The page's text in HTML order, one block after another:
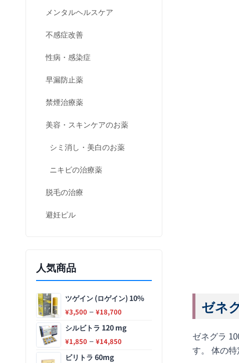
ゼネ
ゼネグラ
す。 体の
メンタルヘルスケア
不感症改善
性病・感染症
早漏防止薬
禁煙治療薬
美容・スキンケアのお薬
シミ消し・美白のお薬
ニキビの治療薬
脱毛の治療
避妊ピル
人気商品
ツゲイン (ロゲイン) 10%
¥3,500 – ¥18,700
シルビトラ 120 mg
¥1,850 – ¥14,850
ビリトラ 60mg